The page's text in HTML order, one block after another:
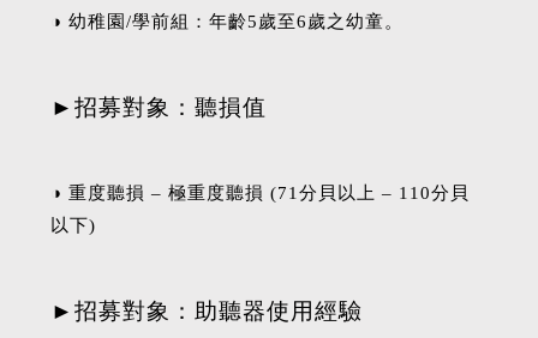
◑ 幼稚園/學前組：年齡5歲至6歲之幼童。
►招募對象：聽損值
◑ 重度聽損 – 極重度聽損 (71分貝以上 – 110分貝
以下)
►招募對象：助聽器使用經驗